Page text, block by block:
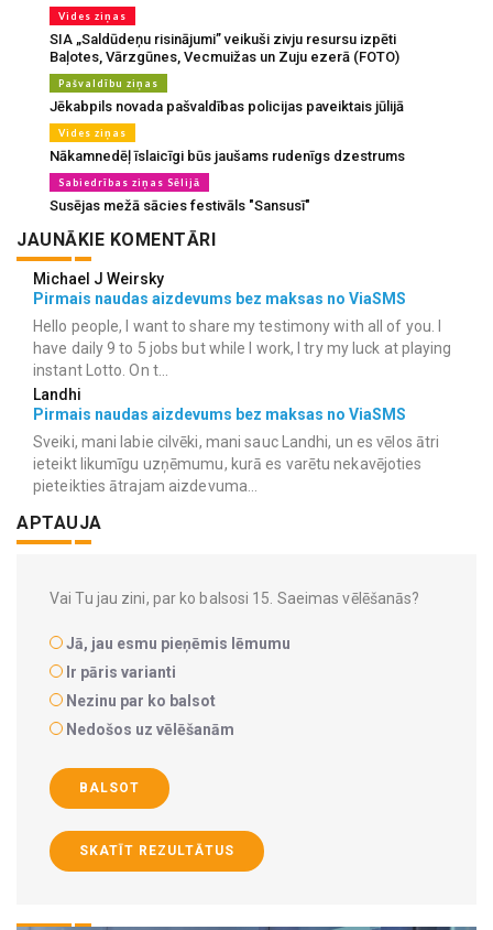
Vides ziņas
SIA „Saldūdeņu risinājumi” veikuši zivju resursu izpēti
Baļotes, Vārzgūnes, Vecmuižas un Zuju ezerā (FOTO)
Pašvaldību ziņas
Jēkabpils novada pašvaldības policijas paveiktais jūlijā
Vides ziņas
Nākamnedēļ īslaicīgi būs jaušams rudenīgs dzestrums
Sabiedrības ziņas Sēlijā
Susējas mežā sācies festivāls "Sansusī"
JAUNĀKIE KOMENTĀRI
Michael J Weirsky
Pirmais naudas aizdevums bez maksas no ViaSMS
Hello people, I want to share my testimony with all of you. I
have daily 9 to 5 jobs but while I work, I try my luck at playing
instant Lotto. On t...
Landhi
Pirmais naudas aizdevums bez maksas no ViaSMS
Sveiki, mani labie cilvēki, mani sauc Landhi, un es vēlos ātri
ieteikt likumīgu uzņēmumu, kurā es varētu nekavējoties
pieteikties ātrajam aizdevuma...
APTAUJA
Vai Tu jau zini, par ko balsosi 15. Saeimas vēlēšanās?
Jā, jau esmu pieņēmis lēmumu
Ir pāris varianti
Nezinu par ko balsot
Nedošos uz vēlēšanām
BALSOT
SKATĪT REZULTĀTUS